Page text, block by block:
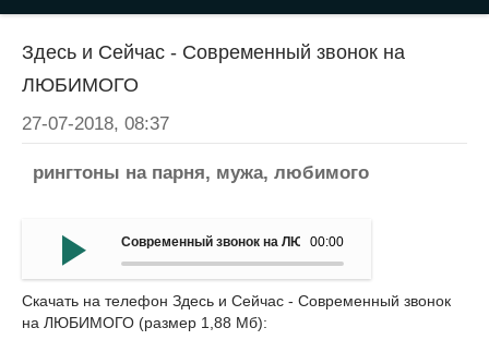
Здесь и Сейчас - Современный звонок на
ЛЮБИМОГО
27-07-2018, 08:37
рингтоны на парня, мужа, любимого
00:00
Современный звонок на ЛЮБИМОГО - Здесь и Сейчас
Скачать на телефон Здесь и Сейчас - Современный звонок
на ЛЮБИМОГО (размер 1,88 Мб):